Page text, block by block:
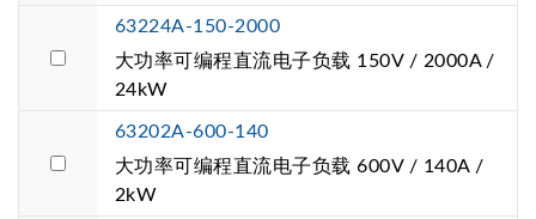
63224A-150-2000
大功率可编程直流电子负载 150V / 2000A /
24kW
63202A-600-140
大功率可编程直流电子负载 600V / 140A /
2kW